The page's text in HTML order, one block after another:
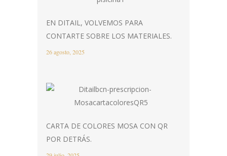
EN DITAIL, VOLVEMOS PARA
CONTARTE SOBRE LOS MATERIALES.
26 agosto, 2025
CARTA DE COLORES MOSA CON QR
POR DETRÁS.